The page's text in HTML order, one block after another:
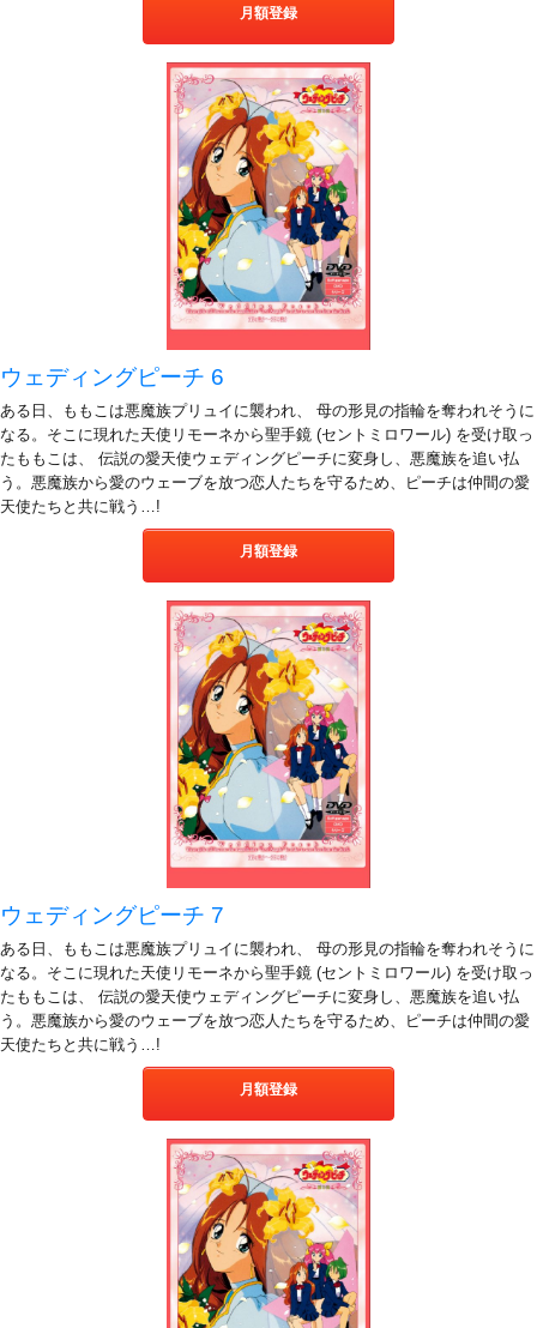
月額登録
ウェディングピーチ 6
ある日、ももこは悪魔族プリュイに襲われ、 母の形見の指輪を奪われそうに
なる。そこに現れた天使リモーネから聖手鏡 (セントミロワール) を受け取っ
たももこは、 伝説の愛天使ウェディングピーチに変身し、悪魔族を追い払
う。悪魔族から愛のウェーブを放つ恋人たちを守るため、ピーチは仲間の愛
天使たちと共に戦う…!
月額登録
ウェディングピーチ 7
ある日、ももこは悪魔族プリュイに襲われ、 母の形見の指輪を奪われそうに
なる。そこに現れた天使リモーネから聖手鏡 (セントミロワール) を受け取っ
たももこは、 伝説の愛天使ウェディングピーチに変身し、悪魔族を追い払
う。悪魔族から愛のウェーブを放つ恋人たちを守るため、ピーチは仲間の愛
天使たちと共に戦う…!
月額登録